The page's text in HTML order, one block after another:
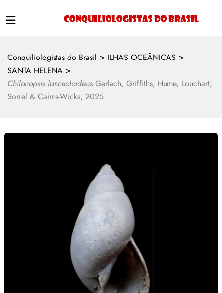
Conquiliologistas do Brasil > ILHAS OCEÂNICAS >
SANTA HELENA >
Chilonopsis lanceoloideus Gerlach, Griffiths, Hume, Louchart,
Sorrel & Cairns-Wicks, 2025